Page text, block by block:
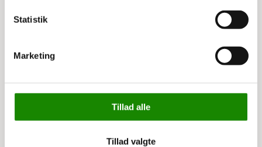
Statistik
Marketing
Tillad alle
Tillad valgte
3172251018 3172911018
storreol